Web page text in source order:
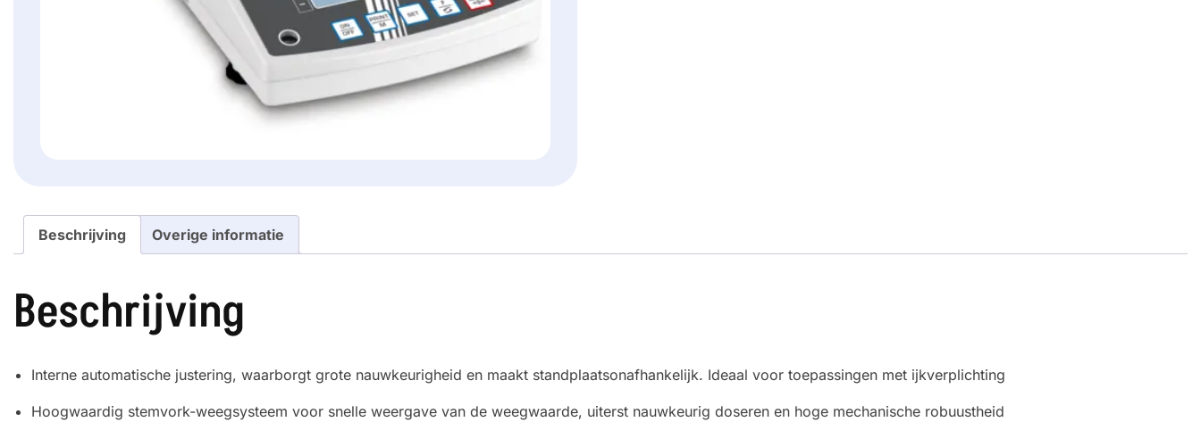
Beschrijving Overige informatie
Beschrijving
Interne automatische justering, waarborgt grote nauwkeurigheid en maakt standplaatsonafhankelijk. Ideaal voor toepassingen met ijkverplichting
Hoogwaardig stemvork-weegsysteem voor snelle weergave van de weegwaarde, uiterst nauwkeurig doseren en hoge mechanische robuustheid